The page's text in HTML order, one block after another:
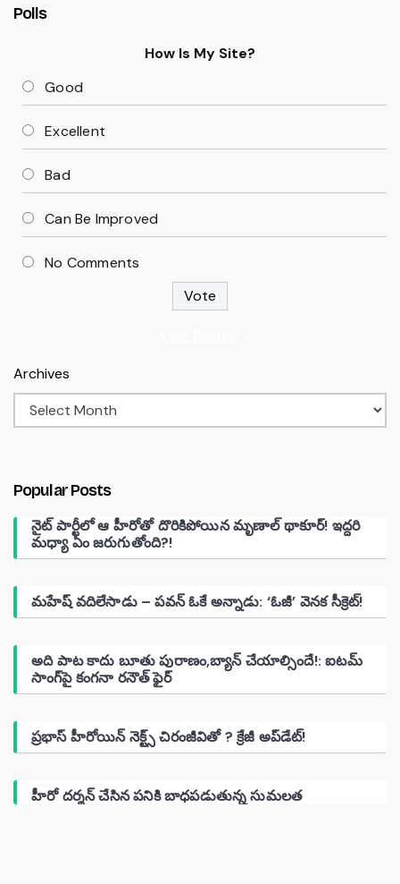
Polls
How Is My Site?
Good
Excellent
Bad
Can Be Improved
No Comments
Archives
Popular Posts
నైట్ పార్టీలో ఆ హీరోతో దొరికిపోయిన మృణాల్ థాకూర్! ఇద్దరి
మధ్యా ఏం జరుగుతోంది?!
మహేష్ వదిలేసాడు – పవన్ ఓకే అన్నాడు: ‘ఓజీ’ వెనక సీక్రెట్!
అది పాట కాదు బూతు పురాణం,బ్యాన్ చేయాల్సిందే!: ఐటమ్
సాంగ్‌పై కంగనా రనౌత్ ఫైర్
ప్రభాస్ హీరోయిన్ నెక్ట్స్ చిరంజీవితో ? క్రేజీ అప్‌డేట్!
హీరో దర్శన్ చేసిన పనికి బాధపడుతున్న సుమలత